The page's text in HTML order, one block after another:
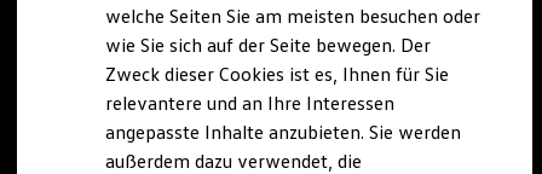
welche Seiten Sie am meisten besuchen oder
wie Sie sich auf der Seite bewegen. Der
Zweck dieser Cookies ist es, Ihnen für Sie
relevantere und an Ihre Interessen
angepasste Inhalte anzubieten. Sie werden
außerdem dazu verwendet, die